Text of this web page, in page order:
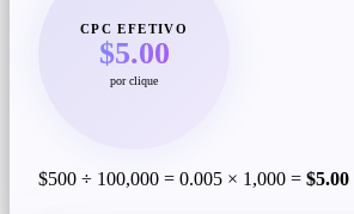
CPC EFETIVO
$5.00
por clique
$500 ÷ 100,000 = 0.005 × 1,000 = $5.00